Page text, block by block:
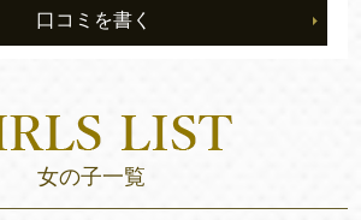
口コミを書く
女の子一覧